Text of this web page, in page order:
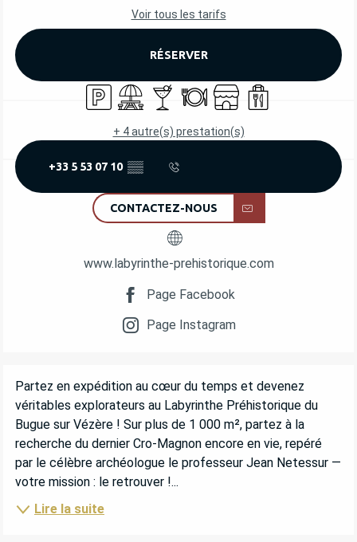
Voir tous les tarifs
RÉSERVER
ParkingAire de pique nique
Bar / Buvette
Restaurant
BoutiqueVente à emporter
+ 4 autre(s) prestation(s)
+33 5 53 07 10 ▒▒
CONTACTEZ-NOUS
www.labyrinthe-prehistorique.com
Page Facebook
Page Instagram
DESCRIPTION
Partez en expédition au cœur du temps et devenez
véritables explorateurs au Labyrinthe Préhistorique du
Bugue sur Vézère ! Sur plus de 1 000 m², partez à la
recherche du dernier Cro-Magnon encore en vie, repéré
par le célèbre archéologue le professeur Jean Netessur —
votre mission : le retrouver !...
Lire la suite